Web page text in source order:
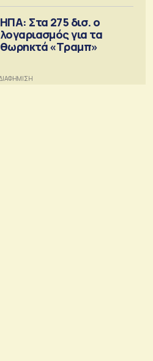
ΗΠΑ: Στα 275 δισ. ο
λογαριασμός για τα
θωρηκτά «Τραμπ»